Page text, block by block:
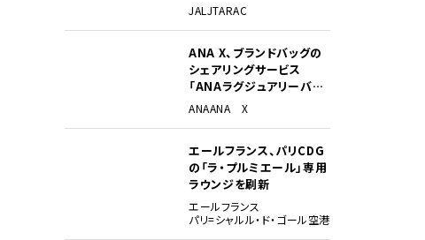
JAL JTARAC
ANA X、ブランドバッグの
シェアリングサービス
「ANAラグジュアリーバッ
グ」開始
ANAANA X
エールフランス、パリCDG
の「ラ・プルミエール」専用
ラウンジを刷新
エールフランス
パリ=シャルル・ド・ゴール空港